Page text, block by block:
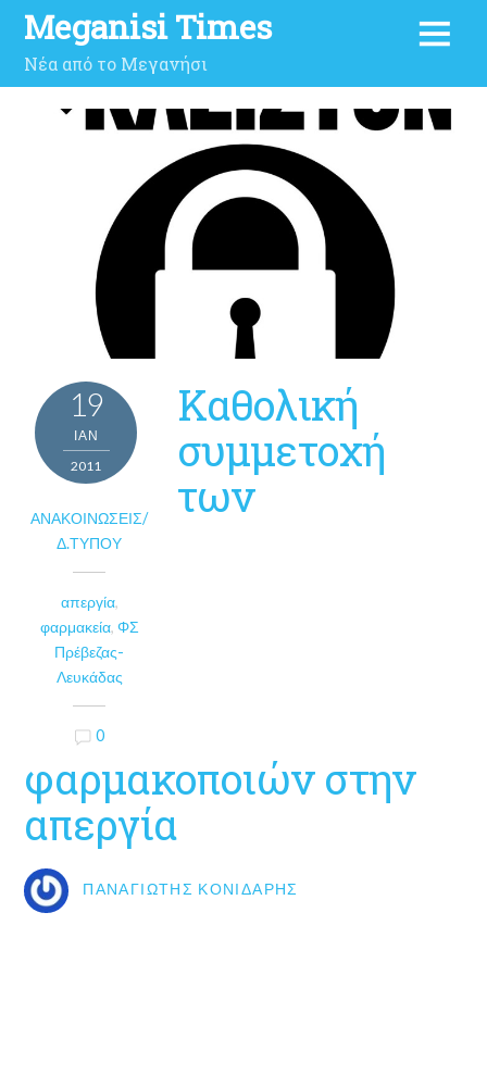
Meganisi Times
Νέα από το Μεγανήσι
19
ΙΑΝ
2011
ΑΝΑΚΟΙΝΏΣΕΙΣ/
Δ.ΤΎΠΟΥ
απεργία,
φαρμακεία, ΦΣ
Πρέβεζας-
Λευκάδας
0
Καθολική
συμμετοχή
των
φαρμακοποιών στην
απεργία
ΠΑΝΑΓΙΏΤΗΣ ΚΟΝΙΔΆΡΗΣ